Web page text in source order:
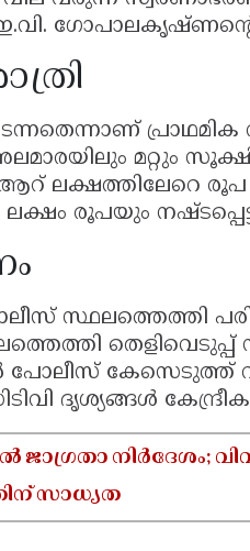
മറ്റും
ലക്ഷത്തിലേറെ രൂപ
രൂപയും
സ്ഥലത്തെത്തി
പോലീസ് കേസെടുത്ത്
ദൃശ്യങ്ങൾ
നിർദേശം;
സാധ്യത